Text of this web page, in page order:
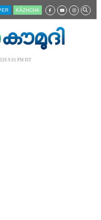
KĀZHCHA
9.01 PM IST